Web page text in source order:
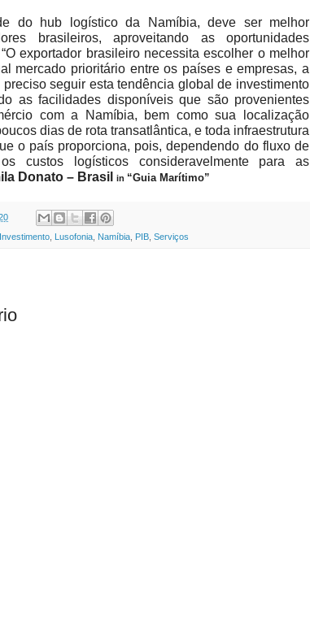
do hub logístico da Namíbia, deve ser melhor
brasileiros, aproveitando as oportunidades
exportador brasileiro necessita escolher o melhor
mercado prioritário entre os países e empresas, a
preciso seguir esta tendência global de investimento
as facilidades disponíveis que são provenientes
com a Namíbia, bem como sua localização
dias de rota transatlântica, e toda infraestrutura
o país proporciona, pois, dependendo do fluxo de
custos logísticos consideravelmente para as
Donato – Brasil in “Guia Marítimo”
Investimento Lusofonia Namíbia PIB Serviços